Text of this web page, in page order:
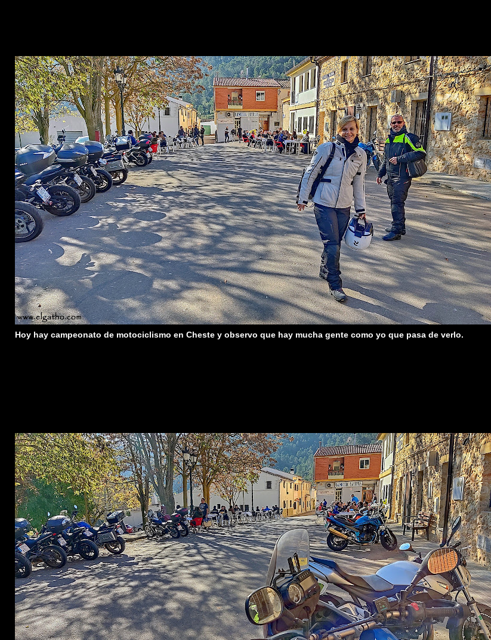
Hoy hay campeonato de motociclismo en Cheste y observo que hay mucha gente como yo que pasa de verlo.